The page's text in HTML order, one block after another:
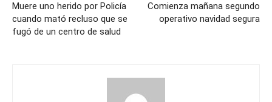
Muere uno herido por Policía
cuando mató recluso que se
fugó de un centro de salud
Comienza mañana segundo
operativo navidad segura